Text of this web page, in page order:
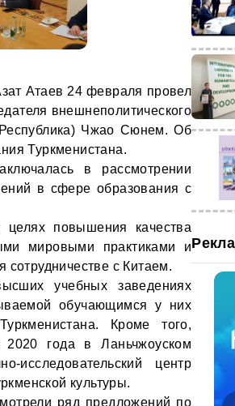
Атаев 24 февраля провел
внешнеполитического
Чжао Сюнем. Об
Туркменистана.
в рассмотрении
в сфере образования с
повышения качества
мировыми практиками и
с Китаем.
учебных заведениях
обучающимся у них
Кроме того,
2020 года в Ланьчжоуском
исследовательский центр
культуры.
ряд предложений по